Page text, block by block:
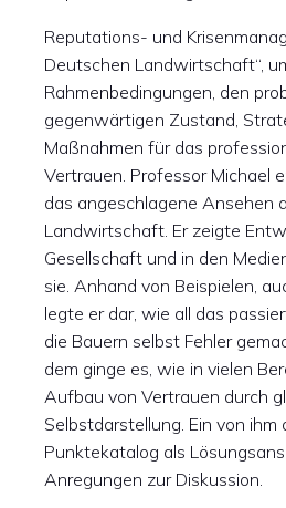
Reputations- und
Deutschen Landwirtschaft“,
Rahmenbedingungen, den
gegenwärtigen Zustand,
Maßnahmen für das
Vertrauen. Professor Michael
das angeschlagene Ansehen
Landwirtschaft. Er zeigte
Gesellschaft und in den
sie. Anhand von Beispielen,
legte er dar, wie all das
die Bauern selbst Fehler
dem ginge es, wie in vielen
Aufbau von Vertrauen durch
Selbstdarstellung. Ein von
Punktekatalog als
Anregungen zur Diskussion.